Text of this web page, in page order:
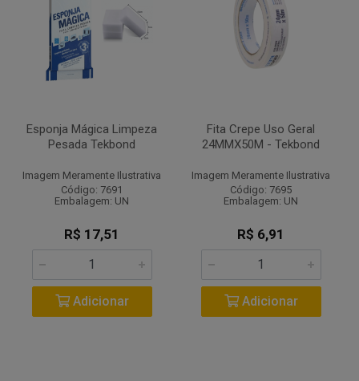
Esponja Mágica Limpeza
Pesada Tekbond
Imagem Meramente Ilustrativa
Código: 7691
Embalagem: UN
R$ 17,51
Adicionar
Fita Crepe Uso Geral
24MMX50M - Tekbond
Imagem Meramente Ilustrativa
Código: 7695
Embalagem: UN
R$ 6,91
Adicionar